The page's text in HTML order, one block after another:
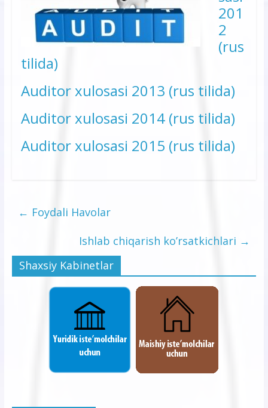
201
2
(rus
tilida)
Auditor xulosasi 2013 (rus tilida)
Auditor xulosasi 2014 (rus tilida)
Auditor xulosasi 2015 (rus tilida)
← Foydali Havolar
Ishlab chiqarish ko’rsatkichlari →
Shaxsiy Kabinetlar